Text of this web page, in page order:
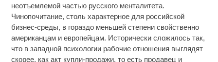
неотъемлемой частью русского менталитета.
Чинопочитание, столь характерное для российской
бизнес-среды, в гораздо меньшей степени свойственно
американцам и европейцам. Исторически сложилось так,
что в западной психологии рабочие отношения выглядят
скорее, как акт купли-продажи, то есть продавец и